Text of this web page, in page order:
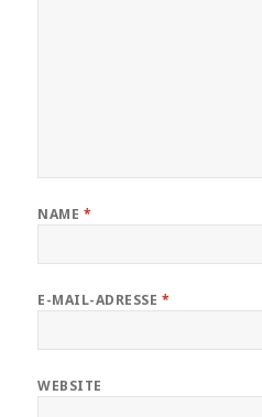
NAME *
E-MAIL-ADRESSE *
WEBSITE